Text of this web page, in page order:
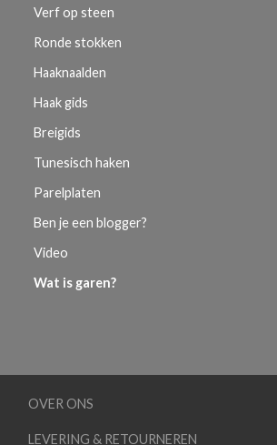
Verf op steen
Ronde stokken
Haaknaalden
Haak gids
Breigids
Tunesisch haken
Parelplaten
Ben je een blogger?
Video
Wat is garen?
OVER ONS
LEVERING & RETOURNEREN